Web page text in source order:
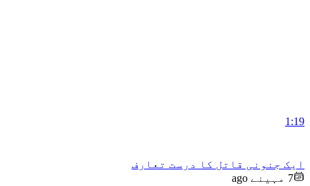
1:19
ایک جنونی قاتل کا درست تعارف
7 مہینے ago